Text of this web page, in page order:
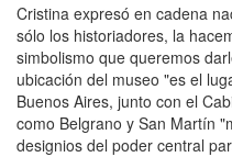
Cristina expresó en cadena
sólo los historiadores, la
simbolismo que queremos
ubicación del museo "es el
Buenos Aires, junto con el
como Belgrano y San Martín
designios del poder central